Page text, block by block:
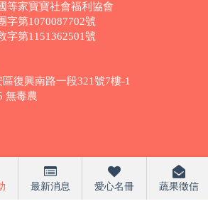
最新消息 愛心名冊 蔬果徵信
等家寶寶社會福利協會
字第1070087702號
字第1151362501號
復興南路一段321號7樓-1
無毒農